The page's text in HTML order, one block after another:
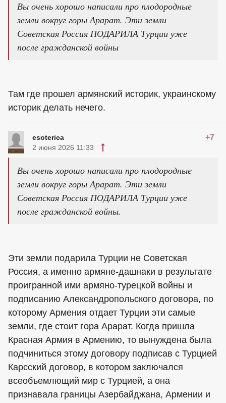
Вы очень хорошо написали про плодородные
земли вокруг горы Арарат. Эти земли
Советская Россия ПОДАРИЛА Турции уже
после гражданской войны
Там где прошел армянский историк, украинскому
историк делать нечего.
esoterica +7
2 июня 2026 11:33
Вы очень хорошо написали про плодородные
земли вокруг горы Арарат. Эти земли
Советская Россия ПОДАРИЛА Турции уже
после гражданской войны.
Эти земли подарила Турции не Советская
Россия, а именно армяне-дашнаки в результате
проигранной ими армяно-турецкой войны и
подписанию Александропольского договора, по
которому Армения отдает Турции эти самые
земли, где стоит гора Арарат. Когда пришла
Красная Армия в Армению, то вынуждена была
подчиниться этому договору подписав с Турцией
Карсский договор, в котором заключался
всеобъемлющий мир с Турцией, а она
признавала границы Азербайджана, Армении и